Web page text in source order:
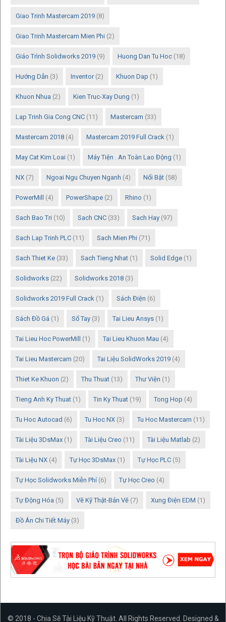
Giao Trinh Mastercam 2019 (8)
Giao Trinh Mastercam Mien Phi (2)
Giáo Trình Solidworks 2019 (9) Huong Dan Tu Hoc (18)
Hướng Dẫn (3) Inventor (2) Khuon Dap (1)
Khuon Nhua (2) Kien Truc-Xay Dung (1)
Lap Trinh Gia Cong CNC (11) Mastercam (33)
Mastercam 2018 (4) Mastercam 2019 Full Crack (1)
May Cat Kim Loai (1) Máy Tiện . An Toàn Lao Động (1)
NX (7) Ngoai Ngu Chuyen Nganh (4) Nổi Bật (58)
PowerMill (4) PowerShape (2) Rhino (1)
Sach Bao Tri (10) Sach CNC (33) Sach Hay (97)
Sach Lap Trinh PLC (11) Sach Mien Phi (71)
Sach Thiet Ke (33) Sach Tieng Nhat (1) Solid Edge (1)
Solidworks (22) Solidworks 2018 (3)
Solidworks 2019 Full Crack (1) Sách Điện (6)
Sách Đồ Gá (1) Sổ Tay (3) Tai Lieu Ansys (1)
Tai Lieu Hoc PowerMill (1) Tai Lieu Khuon Mau (4)
Tai Lieu Mastercam (20) Tai Liệu SolidWorks 2019 (4)
Thiet Ke Khuon (2) Thu Thuat (13) Thư Viện (1)
Tieng Anh Ky Thuat (1) Tin Ky Thuat (19) Tong Hop (4)
Tu Hoc Autocad (6) Tu Hoc NX (3) Tu Hoc Mastercam (11)
Tài Liệu 3DsMax (1) Tài Liệu Creo (11) Tài Liệu Matlab (2)
Tài Liệu NX (4) Tự Học 3DsMax (1) Tự Học PLC (5)
Tự Học Solidworks Miễn Phí (6) Tự Học Creo (4)
Tự Động Hóa (5) Vẽ Kỹ Thật-Bản Vẽ (7) Xung Điện EDM (1)
Đồ Án Chi Tiết Máy (3)
© 2018 - Chia Sẽ Tài Liệu Kỹ Thuật. All Rights Reserved. Designed &